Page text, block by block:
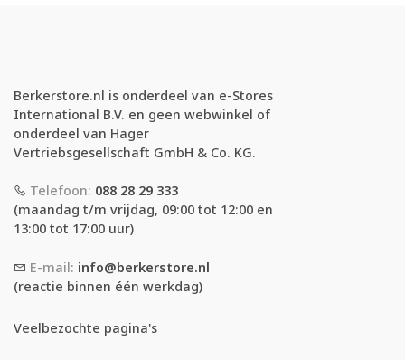
Berkerstore.nl is onderdeel van e-Stores
International B.V. en geen webwinkel of
onderdeel van Hager
Vertriebsgesellschaft GmbH & Co. KG.
Telefoon: 088 28 29 333
(maandag t/m vrijdag, 09:00 tot 12:00 en
13:00 tot 17:00 uur)
E-mail: info@berkerstore.nl
(reactie binnen één werkdag)
Veelbezochte pagina's